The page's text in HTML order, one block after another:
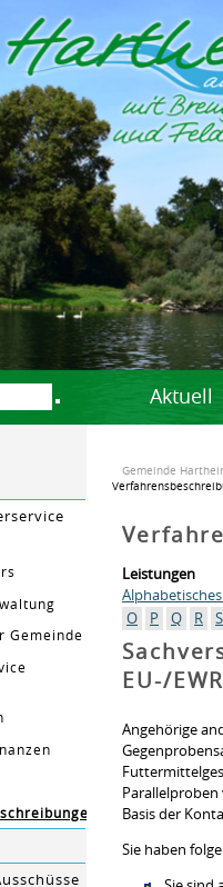
Aktuell
Gemeinde
Gemeinde
Leistungen
O
P Q R S
EU-/
Angehörige
Basis der
Sie haben